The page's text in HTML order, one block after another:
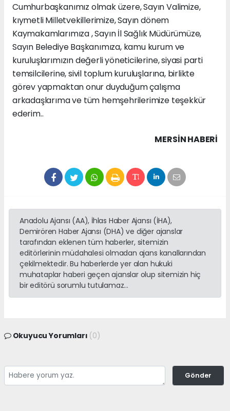
Cumhurbaşkanımız olmak üzere, Sayın Valimize,
kıymetli Milletvekillerimize, Sayın dönem
Kaymakamlarımıza , Sayın İl Sağlık Müdürümüze,
Sayın Belediye Başkanımıza, kamu kurum ve
kuruluşlarımızın değerli yöneticilerine, siyasi parti
temsilcilerine, sivil toplum kuruluşlarına, birlikte
görev yapmaktan onur duyduğum çalışma
arkadaşlarıma ve tüm hemşehrilerimize teşekkür
ederim..
MERSIN HABERİ
Anadolu Ajansı (AA), İhlas Haber Ajansı (İHA),
Demirören Haber Ajansı (DHA) ve diğer ajanslar
tarafından eklenen tüm haberler, sitemizin
editörlerinin müdahalesi olmadan ajans kanallarından
çekilmektedir. Bu haberlerde yer alan hukuki
muhataplar haberi geçen ajanslar olup sitemizin hiç
bir editörü sorumlu tutulamaz...
Okuyucu Yorumları (0)
Gönder